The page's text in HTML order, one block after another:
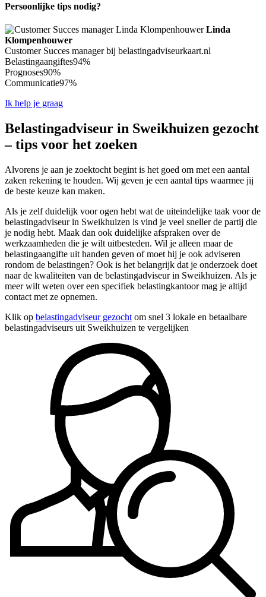
Persoonlijke tips nodig?
Linda
Klompenhouwer
Customer Succes manager bij belastingadviseurkaart.nl
Belastingaangiftes94%
Prognoses90%
Communicatie97%
Ik help je graag
Belastingadviseur in Sweikhuizen gezocht
– tips voor het zoeken
Alvorens je aan je zoektocht begint is het goed om met een aantal
zaken rekening te houden. Wij geven je een aantal tips waarmee jij
de beste keuze kan maken.
Als je zelf duidelijk voor ogen hebt wat de uiteindelijke taak voor de
belastingadviseur in Sweikhuizen is vind je veel sneller de partij die
je nodig hebt. Maak dan ook duidelijke afspraken over de
werkzaamheden die je wilt uitbesteden. Wil je alleen maar de
belastingaangifte uit handen geven of moet hij je ook adviseren
rondom de belastingen? Ook is het belangrijk dat je onderzoek doet
naar de kwaliteiten van de belastingadviseur in Sweikhuizen. Als je
meer wilt weten over een specifiek belastingkantoor mag je altijd
contact met ze opnemen.
Klik op belastingadviseur gezocht om snel 3 lokale en betaalbare
belastingadviseurs uit Sweikhuizen te vergelijken